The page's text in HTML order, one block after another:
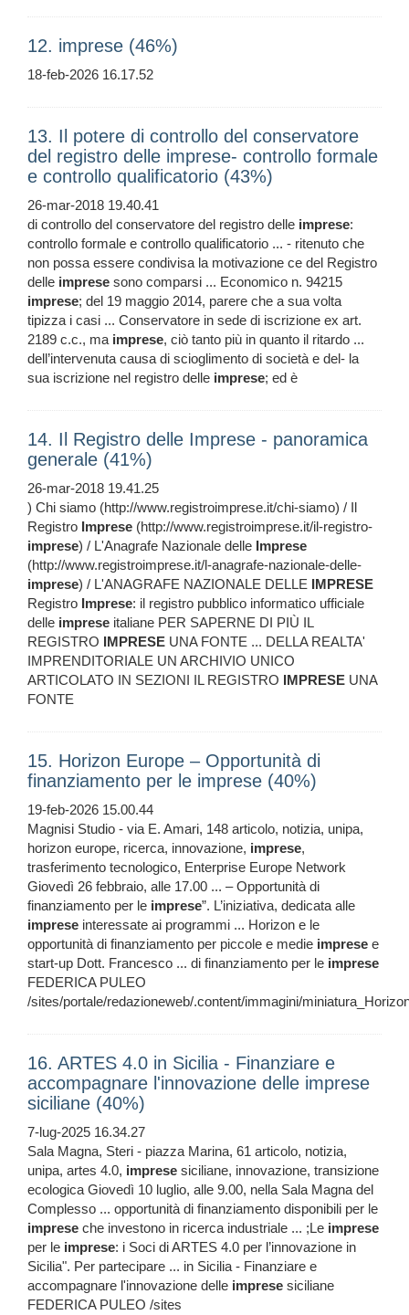
12. imprese (46%)
18-feb-2026 16.17.52
13. Il potere di controllo del conservatore
del registro delle imprese- controllo formale
e controllo qualificatorio (43%)
26-mar-2018 19.40.41
di controllo del conservatore del registro delle imprese:
controllo formale e controllo qualificatorio ... - ritenuto che
non possa essere condivisa la motivazione ce del Registro
delle imprese sono comparsi ... Economico n. 94215
imprese; del 19 maggio 2014, parere che a sua volta
tipizza i casi ... Conservatore in sede di iscrizione ex art.
2189 c.c., ma imprese, ciò tanto più in quanto il ritardo ...
dell’intervenuta causa di scioglimento di società e del- la
sua iscrizione nel registro delle imprese; ed è
14. Il Registro delle Imprese - panoramica
generale (41%)
26-mar-2018 19.41.25
) Chi siamo (http://www.registroimprese.it/chi-siamo) / Il
Registro Imprese (http://www.registroimprese.it/il-registro-
imprese) / L'Anagrafe Nazionale delle Imprese
(http://www.registroimprese.it/l-anagrafe-nazionale-delle-
imprese) / L'ANAGRAFE NAZIONALE DELLE IMPRESE
Registro Imprese: il registro pubblico informatico ufficiale
delle imprese italiane PER SAPERNE DI PIÙ IL
REGISTRO IMPRESE UNA FONTE ... DELLA REALTA'
IMPRENDITORIALE UN ARCHIVIO UNICO
ARTICOLATO IN SEZIONI IL REGISTRO IMPRESE UNA
FONTE
15. Horizon Europe – Opportunità di
finanziamento per le imprese (40%)
19-feb-2026 15.00.44
Magnisi Studio - via E. Amari, 148 articolo, notizia, unipa,
horizon europe, ricerca, innovazione, imprese,
trasferimento tecnologico, Enterprise Europe Network
Giovedì 26 febbraio, alle 17.00 ... – Opportunità di
finanziamento per le imprese”. L’iniziativa, dedicata alle
imprese interessate ai programmi ... Horizon e le
opportunità di finanziamento per piccole e medie imprese e
start-up Dott. Francesco ... di finanziamento per le imprese
FEDERICA PULEO
/sites/portale/redazioneweb/.content/immagini/
16. ARTES 4.0 in Sicilia - Finanziare e
accompagnare l'innovazione delle imprese
siciliane (40%)
7-lug-2025 16.34.27
Sala Magna, Steri - piazza Marina, 61 articolo, notizia,
unipa, artes 4.0, imprese siciliane, innovazione, transizione
ecologica Giovedì 10 luglio, alle 9.00, nella Sala Magna del
Complesso ... opportunità di finanziamento disponibili per le
imprese che investono in ricerca industriale ... ;Le imprese
per le imprese: i Soci di ARTES 4.0 per l’innovazione in
Sicilia". Per partecipare ... in Sicilia - Finanziare e
accompagnare l'innovazione delle imprese siciliane
FEDERICA PULEO /sites